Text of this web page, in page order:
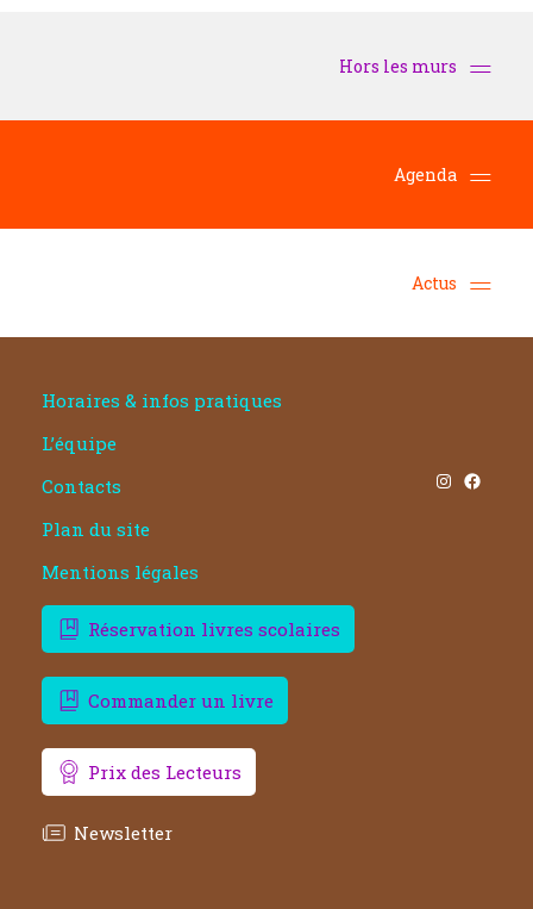
Horaires & infos pratiques
L’équipe
Contacts
Plan du site
Mentions légales
Instagram Facebook
Réservation livres scolaires
Commander un livre
Prix des Lecteurs
Newsletter
Hors les murs
Agenda
Actus